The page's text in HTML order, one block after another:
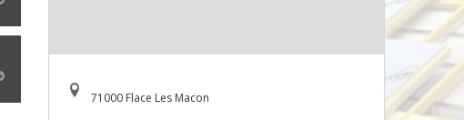
71000 Flace Les Macon